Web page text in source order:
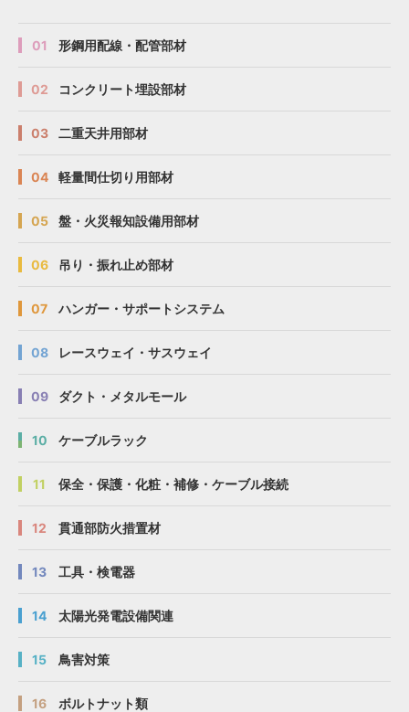
01 形鋼用配線・配管部材
02 コンクリート埋設部材
03 二重天井用部材
04 軽量間仕切り用部材
05 盤・火災報知設備用部材
06 吊り・振れ止め部材
07 ハンガー・サポートシステム
08 レースウェイ・サスウェイ
09 ダクト・メタルモール
10 ケーブルラック
11 保全・保護・化粧・補修・ケーブル接続
12 貫通部防火措置材
13 工具・検電器
14 太陽光発電設備関連
15 鳥害対策
16 ボルトナット類